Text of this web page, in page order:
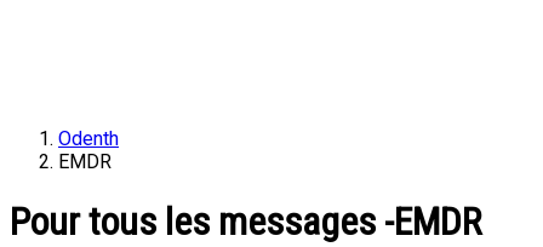
Odenth
EMDR
Pour tous les messages -EMDR